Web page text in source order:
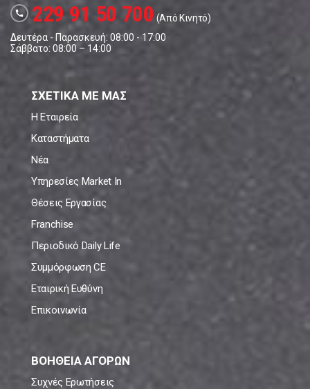
call 229 91 50 700 (Από Κινητό)
Δευτέρα - Παρασκευή: 08:00 - 17:00
Σάββατο: 08:00 – 14:00
ΣΧΕΤΙΚΑ ΜΕ ΜΑΣ
Η Εταιρεία
Καταστήματα
Νέα
Υπηρεσίες Market In
Θέσεις Εργασίας
Franchise
Περιοδικό Daily Life
Συμμόρφωση CE
Εταιρική Ευθύνη
Επικοινωνία
ΒΟΗΘΕΙΑ ΑΓΟΡΩΝ
Συχνές Ερωτήσεις